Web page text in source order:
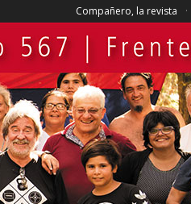
Compañero, la revista